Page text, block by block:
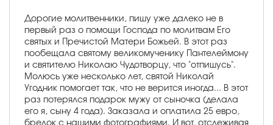
Дорогие молитвенники, пишу уже далеко не в
первый раз о помощи Господа по молитвам Его
святых и Пречистой Матери Божьей. В этот раз
пообещала святому великомученику Пантелеймону
и святителю Николаю Чудотворцу, что "отпишусь".
Молюсь уже несколько лет, святой Николай
Угодник помогает так, что не верится иногда... В этот
раз потерялся подарок мужу от сыночка (делала
его я, сыну 4 года). Заказала и оплатила 25 евро,
брелок с нашими фотографиями. И вот, отслеживая